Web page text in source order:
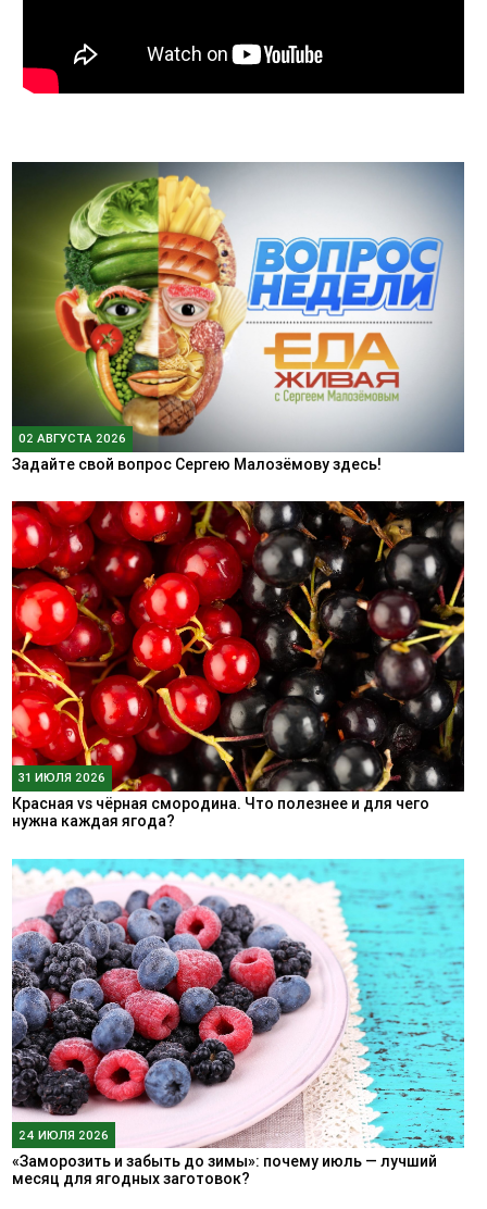
02 АВГУСТА 2026
Задайте свой вопрос Сергею Малозёмову здесь!
31 ИЮЛЯ 2026
Красная vs чёрная смородина. Что полезнее и для чего
нужна каждая ягода?
24 ИЮЛЯ 2026
«Заморозить и забыть до зимы»: почему июль — лучший
месяц для ягодных заготовок?